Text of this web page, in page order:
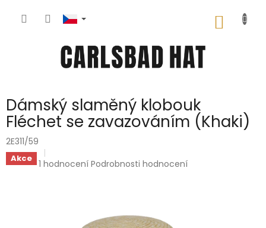
Dámský slaměný klobouk
Fléchet se zavazováním (Khaki)
2E311/59
Akce Průměrné
1 hodnocení Podrobnosti hodnocení